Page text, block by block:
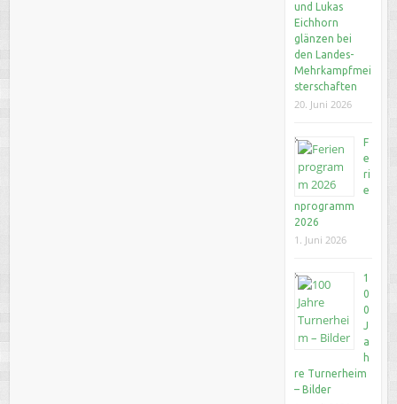
und Lukas
Eichhorn
glänzen bei
den Landes-
Mehrkampfmei
sterschaften
20. Juni 2026
F
e
ri
e
nprogramm
2026
1. Juni 2026
1
0
0
J
a
h
re Turnerheim
– Bilder